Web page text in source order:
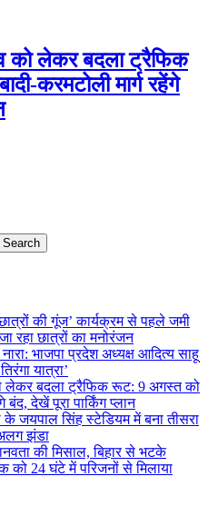
को लेकर बदला ट्रैफिक
करमटोली मार्ग रहेंगे
Search
की गूंज’ कार्यक्रम से पहले जमी
रहा छात्रों का मनोरंजन
भाजपा प्रदेश अध्यक्ष आदित्य साहू
यात्रा’
लेकर बदला ट्रैफिक रूट: 9 अगस्त को
बंद, देखें पूरा पार्किंग प्लान
के जयपाल सिंह स्टेडियम में बना तीसरा
झंडा
की मिसाल, बिहार से भटके
24 घंटे में परिजनों से मिलाया